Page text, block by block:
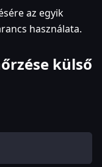
az egyik
használata.
külső